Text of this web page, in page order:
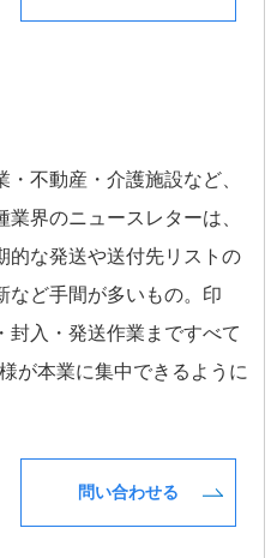
・不動産・介護施設など、
業界のニュースレターは、
的な発送や送付先リストの
など手間が多いもの。印
封入・発送作業まですべて
が本業に集中できるように
問い合わせる